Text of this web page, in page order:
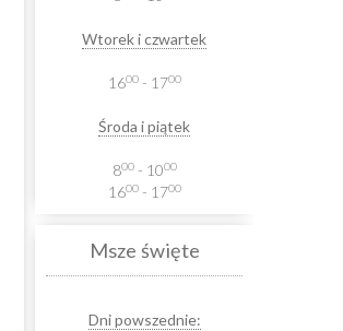
Wtorek i czwartek
1600- 1700
Środa i piątek
800- 1000
1600- 1700
Msze święte
Dni powszednie: